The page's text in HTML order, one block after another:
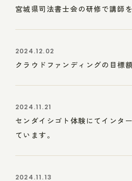
宮城県司法書士会の研修で講師
2024.12.02
クラウドファンディングの目標
2024.11.21
センダイシゴト体験にてインタ
ています。
2024.11.13